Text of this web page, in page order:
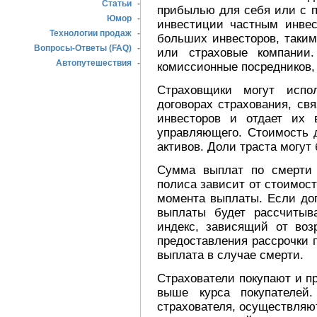
Статьи -
Юмор -
Технологии продаж -
Вопросы-Ответы (FAQ) -
Автопутешествия -
прибылью для себя или с
инвестиции частным
больших инвесторов,
или страховые
комиссионные
Страховщики могут
договорах страхования,
инвесторов и отдает их
управляющего. Стоимость
активов. Доли траста
Сумма выплат по смерти
полиса зависит от
момента выплаты. Если
выплаты будет
индекс, зависящий от
предоставления
выплата в случае смерти.
Страхователи покупают и
выше курса
страхователя,